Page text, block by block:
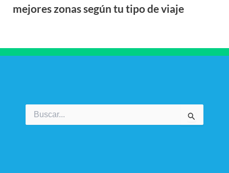
mejores zonas según tu tipo de viaje
Buscar
por: